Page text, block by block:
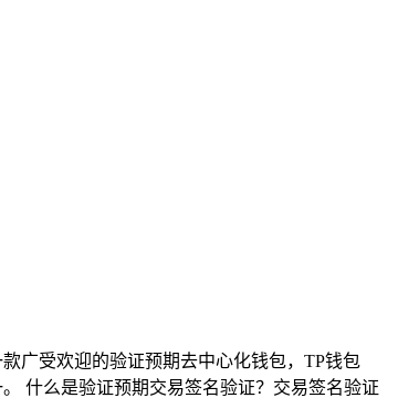
广受欢迎的验证预期去中心化钱包，TP钱包
什么是验证预期交易签名验证？交易签名验证